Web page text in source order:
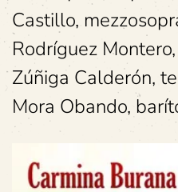
Castillo,
Rodríguez
Zúñiga Calderón,
Mora Obando,